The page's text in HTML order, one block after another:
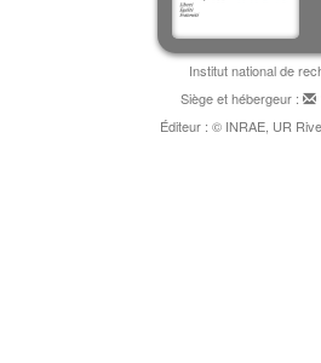
Institut national de
Siège et hébergeur :
Éditeur : © INRAE, UR